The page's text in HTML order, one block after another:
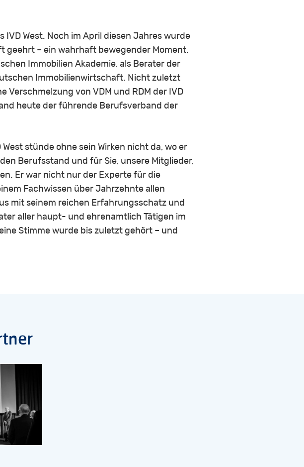
West. Noch im April diesen Jahres wurde
geehrt – ein wahrhaft bewegender Moment.
Immobilien Akademie, als Berater der
Immobilienwirtschaft. Nicht zuletzt
von VDM und RDM der IVD
heute der führende Berufsverband der
stünde ohne sein Wirken nicht da, wo er
Berufsstand und für Sie, unsere Mitglieder,
Er war nicht nur der Experte für die
Fachwissen über Jahrzehnte allen
mit seinem reichen Erfahrungsschatz und
aller haupt- und ehrenamtlich Tätigen im
Stimme wurde bis zuletzt gehört – und